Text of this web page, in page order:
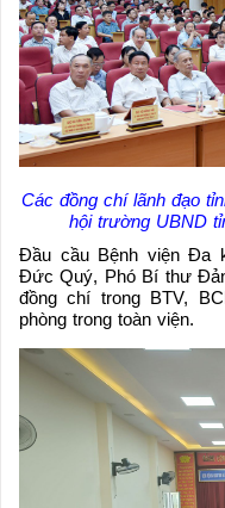
Các đồng chí lãnh đạo
hội trường UBND
Đầu cầu Bệnh viện Đa
Đức Quý, Phó Bí thư
đồng chí trong BTV,
phòng trong toàn viện.